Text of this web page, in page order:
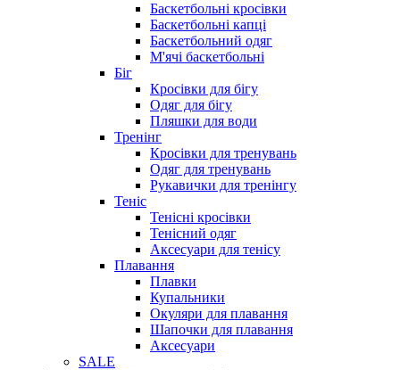
Баскетбольні кросівки
Баскетбольні капці
Баскетбольний одяг
М'ячі баскетбольні
Біг
Кросівки для бігу
Одяг для бігу
Пляшки для води
Тренінг
Кросівки для тренувань
Одяг для тренувань
Рукавички для тренінгу
Теніс
Тенісні кросівки
Тенісний одяг
Аксесуари для тенісу
Плавання
Плавки
Купальники
Окуляри для плавання
Шапочки для плавання
Аксесуари
SALE